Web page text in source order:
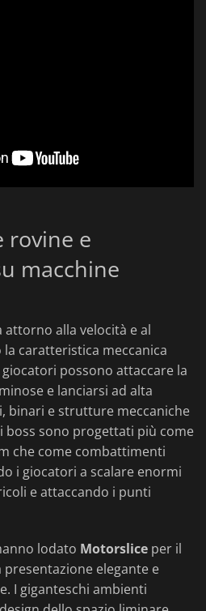
rovine e
macchine
alla velocità e al
caratteristica meccanica
possono attaccare la
e lanciarsi ad alta
binari e strutture meccaniche
boss sono progettati più come
che come combattimenti
i giocatori a scalare enormi
e attaccando i punti
lodato Motorslice per il
presentazione elegante e
I giganteschi ambienti